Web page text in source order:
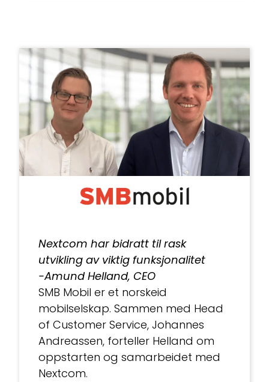
Nextcom har bidratt til rask
utvikling av viktig funksjonalitet
-Amund Helland, CEO
SMB Mobil er et norskeid
mobilselskap. Sammen med Head
of Customer Service, Johannes
Andreassen, forteller Helland om
oppstarten og samarbeidet med
Nextcom.